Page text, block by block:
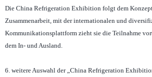
Die China Refrigeration Exhibition folgt dem
Zusammenarbeit, mit der internationalen und
Kommunikationsplattform zieht sie die Teilnahme
dem In- und Ausland.
6. weitere Auswahl der „China Refrigeration